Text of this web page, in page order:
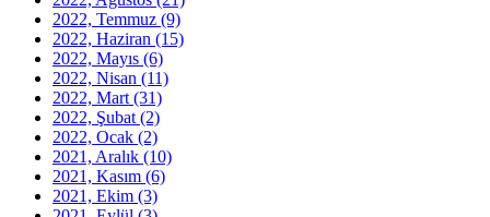
2022, Temmuz (9)
2022, Haziran (15)
2022, Mayıs (6)
2022, Nisan (11)
2022, Mart (31)
2022, Şubat (2)
2022, Ocak (2)
2021, Aralık (10)
2021, Kasım (6)
2021, Ekim (3)